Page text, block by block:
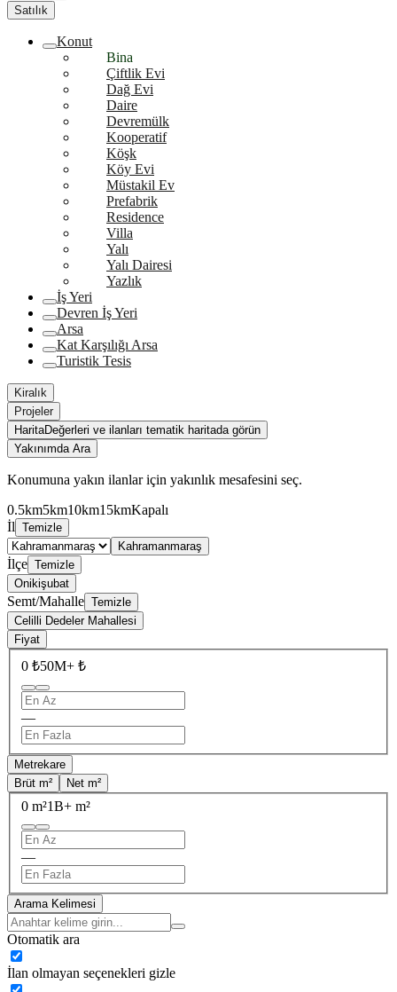
Satılık
Konut
Bina
Çiftlik Evi
Dağ Evi
Daire
Devremülk
Kooperatif
Köşk
Köy Evi
Müstakil Ev
Prefabrik
Residence
Villa
Yalı
Yalı Dairesi
Yazlık
İş Yeri
Devren İş Yeri
Arsa
Kat Karşılığı Arsa
Turistik Tesis
Kiralık
Projeler
HaritaDeğerleri ve ilanları tematik haritada görün
Yakınımda Ara
Konumuna yakın ilanlar için yakınlık mesafesini seç.
0.5km5km10km15kmKapalı
İl Temizle
Kahramanmaraş
İlçe Temizle
Onikişubat
Semt/Mahalle Temizle
Celilli Dedeler Mahallesi
Fiyat
0 ₺50M+ ₺
—
Metrekare
Brüt m²
Net m²
0 m²1B+ m²
—
Arama Kelimesi
Otomatik ara
İlan olmayan seçenekleri gizle